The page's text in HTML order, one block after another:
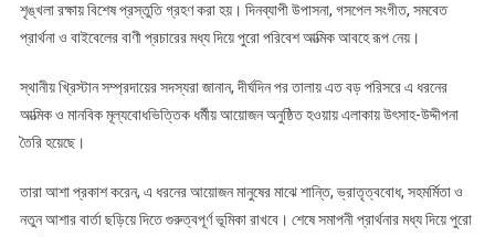
শৃঙ্খলা রক্ষায় বিশেষ প্রস্তুতি গ্রহণ করা হয়। দিনব্যাপী উপাসনা, গসপেল সংগীত, সমবেত
প্রার্থনা ও বাইবেলের বাণী প্রচারের মধ্য দিয়ে পুরো পরিবেশ আত্মিক আবহে রূপ নেয়।
স্থানীয় খ্রিস্টান সম্প্রদায়ের সদস্যরা জানান, দীর্ঘদিন পর তালায় এত বড় পরিসরে এ ধরনের
আত্মিক ও মানবিক মূল্যবোধভিত্তিক ধর্মীয় আয়োজন অনুষ্ঠিত হওয়ায় এলাকায় উৎসাহ-উদ্দীপনা
তৈরি হয়েছে।
তারা আশা প্রকাশ করেন, এ ধরনের আয়োজন মানুষের মাঝে শান্তি, ভ্রাতৃত্ববোধ, সহমর্মিতা ও
নতুন আশার বার্তা ছড়িয়ে দিতে গুরুত্বপূর্ণ ভূমিকা রাখবে। শেষে সমাপনী প্রার্থনার মধ্য দিয়ে পুরো